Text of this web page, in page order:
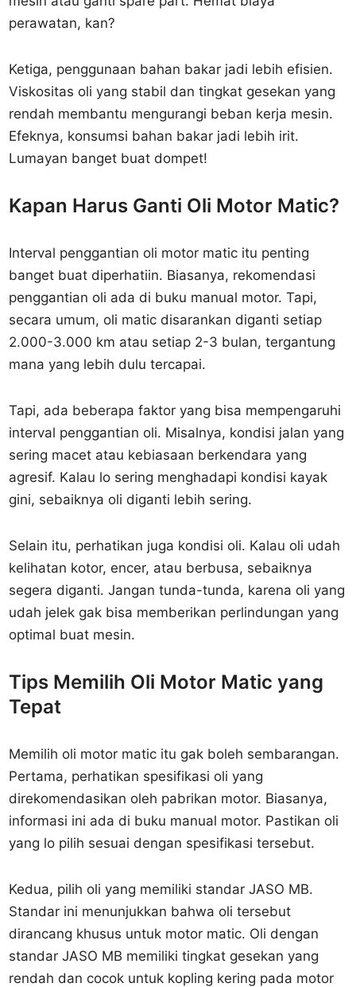
perawatan, kan?
Ketiga, penggunaan bahan bakar jadi lebih efisien.
Viskositas oli yang stabil dan tingkat gesekan yang
rendah membantu mengurangi beban kerja mesin.
Efeknya, konsumsi bahan bakar jadi lebih irit.
Lumayan banget buat dompet!
Kapan Harus Ganti Oli Motor Matic?
Interval penggantian oli motor matic itu penting
banget buat diperhatiin. Biasanya, rekomendasi
penggantian oli ada di buku manual motor. Tapi,
secara umum, oli matic disarankan diganti setiap
2.000-3.000 km atau setiap 2-3 bulan, tergantung
mana yang lebih dulu tercapai.
Tapi, ada beberapa faktor yang bisa mempengaruhi
interval penggantian oli. Misalnya, kondisi jalan yang
sering macet atau kebiasaan berkendara yang
agresif. Kalau lo sering menghadapi kondisi kayak
gini, sebaiknya oli diganti lebih sering.
Selain itu, perhatikan juga kondisi oli. Kalau oli udah
kelihatan kotor, encer, atau berbusa, sebaiknya
segera diganti. Jangan tunda-tunda, karena oli yang
udah jelek gak bisa memberikan perlindungan yang
optimal buat mesin.
Tips Memilih Oli Motor Matic yang
Tepat
Memilih oli motor matic itu gak boleh sembarangan.
Pertama, perhatikan spesifikasi oli yang
direkomendasikan oleh pabrikan motor. Biasanya,
informasi ini ada di buku manual motor. Pastikan oli
yang lo pilih sesuai dengan spesifikasi tersebut.
Kedua, pilih oli yang memiliki standar JASO MB.
Standar ini menunjukkan bahwa oli tersebut
dirancang khusus untuk motor matic. Oli dengan
standar JASO MB memiliki tingkat gesekan yang
rendah dan cocok untuk kopling kering pada motor